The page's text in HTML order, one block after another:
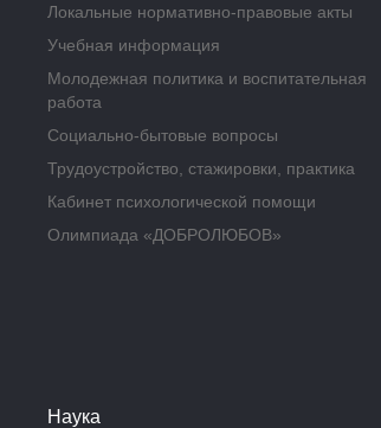
Локальные нормативно-правовые акты
Учебная информация
Молодежная политика и воспитательная
работа
Социально-бытовые вопросы
Трудоустройство, стажировки, практика
Кабинет психологической помощи
Олимпиада «ДОБРОЛЮБОВ»
Наука